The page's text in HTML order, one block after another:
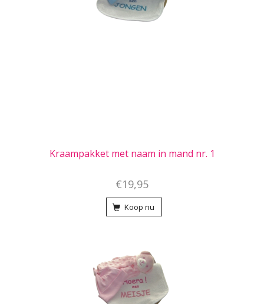
Kraampakket met naam in mand nr. 1
€19,95
Koop nu